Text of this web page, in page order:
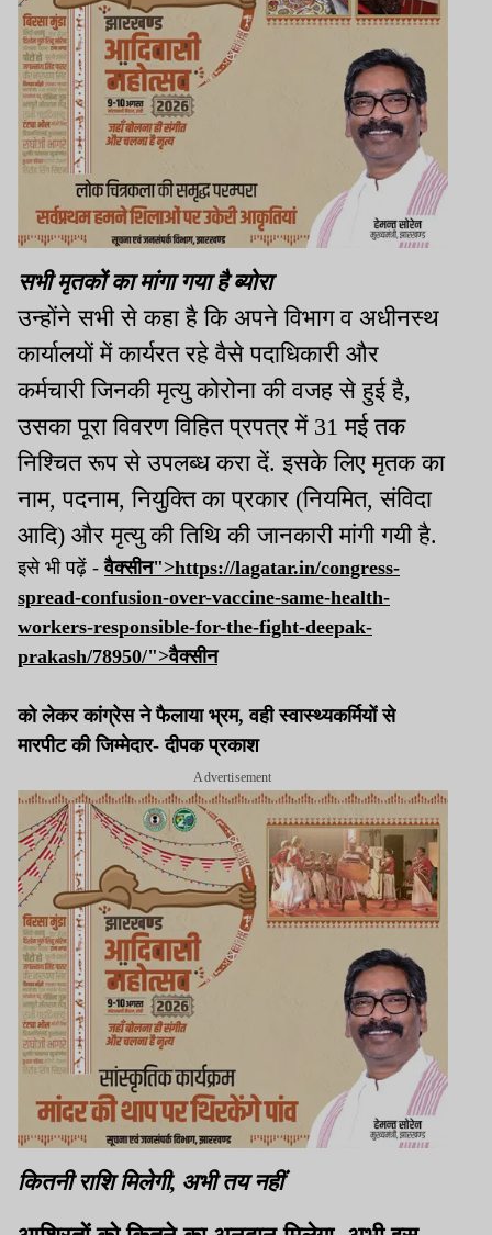
सभी मृतकों का मांगा गया है ब्योरा
उन्होंने सभी से कहा है कि अपने विभाग व अधीनस्थ
कार्यालयों में कार्यरत रहे वैसे पदाधिकारी और
कर्मचारी जिनकी मृत्यु कोरोना की वजह से हुई है,
उसका पूरा विवरण विहित प्रपत्र में 31 मई तक
निश्चित रूप से उपलब्ध करा दें. इसके लिए मृतक का
नाम, पदनाम, नियुक्ति का प्रकार (नियमित, संविदा
आदि) और मृत्यु की तिथि की जानकारी मांगी गयी है.
इसे भी पढ़ें -वैक्सीन">https://lagatar.in/congress-
spread-confusion-over-vaccine-same-health-
workers-responsible-for-the-fight-deepak-
prakash/78950/">वैक्सीन
को लेकर कांग्रेस ने फैलाया भ्रम, वही स्वास्थ्यकर्मियों से
मारपीट की जिम्मेदार- दीपक प्रकाश
Advertisement
कितनी राशि मिलेगी, अभी तय नहीं